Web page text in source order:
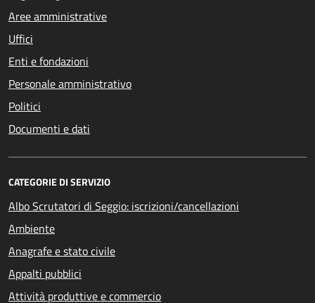
Aree amministrative
Uffici
Enti e fondazioni
Personale amministrativo
Politici
Documenti e dati
CATEGORIE DI SERVIZIO
Albo Scrutatori di Seggio: iscrizioni/cancellazioni
Ambiente
Anagrafe e stato civile
Appalti pubblici
Attività produttive e commercio